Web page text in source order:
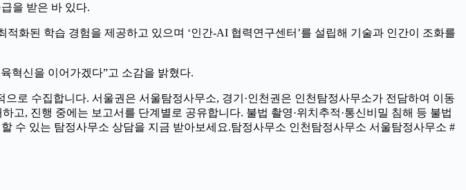
을 받은 바 있다.
화된 학습 경험을 제공하고 있으며 ‘인간-AI 협력연구센터’를 설립해 기술과 인간이 조화를
혁신을 이어가겠다”고 소감을 밝혔다.
로 수집합니다. 서울권은 서울탐정사무소, 경기·인천권은 인천탐정사무소가 전담하여 이동
고, 진행 중에는 보고서를 단계별로 공유합니다. 불법 촬영·위치추적·통신비밀 침해 등 불법
수 있는 탐정사무소 상담을 지금 받아보세요.탐정사무소 인천탐정사무소 서울탐정사무소 #